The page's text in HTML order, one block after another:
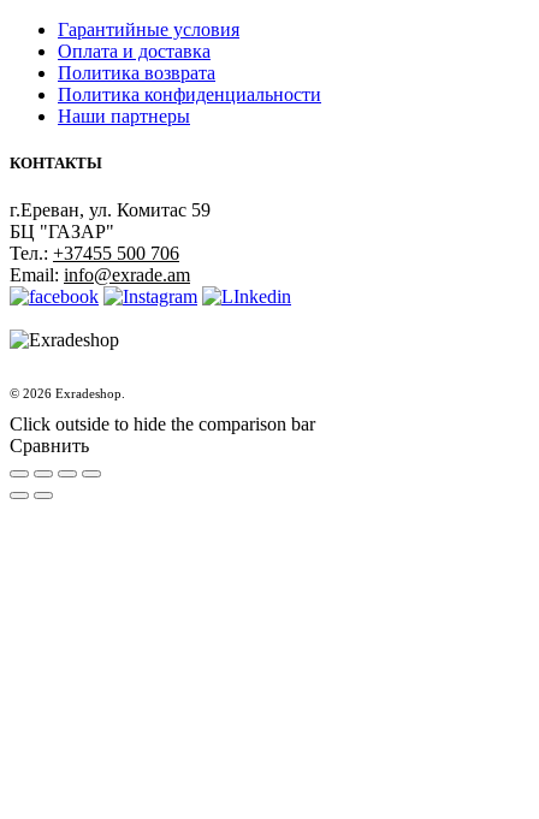
Гарантийные условия
Оплата и доставка
Политика возврата
Политика конфиденциальности
Наши партнеры
КОНТАКТЫ
г.Ереван, ул. Комитас 59
БЦ "ГАЗАР"
Тел.: +37455 500 706
Email: info@exrade.am
© 2026 Exradeshop.
Click outside to hide the comparison bar
Сравнить